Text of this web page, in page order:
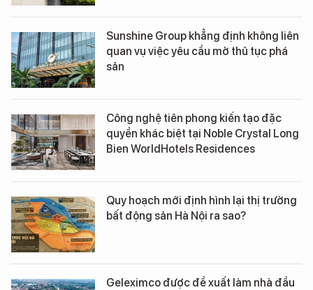
Sunshine Group khẳng định không liên
quan vụ việc yêu cầu mở thủ tục phá
sản
Công nghệ tiên phong kiến tạo đặc
quyền khác biệt tại Noble Crystal Long
Bien WorldHotels Residences
Quy hoạch mới định hình lại thị trường
bất động sản Hà Nội ra sao?
Geleximco được đề xuất làm nhà đầu